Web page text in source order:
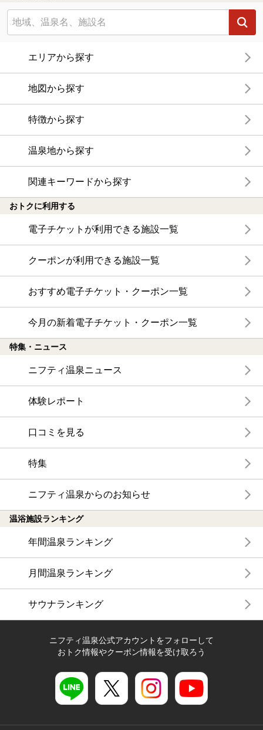
エリアから探す
地図から探す
特徴から探す
温泉地から探す
関連キーワードから探す
おトクに利用する
電子チケットが利用できる施設一覧
クーポンが利用できる施設一覧
おすすめ電子チケット・クーポン一覧
今月の新着電子チケット・クーポン一覧
特集・ニュース
ニフティ温泉ニュース
体験レポート
口コミを見る
特集
ニフティ温泉からのお知らせ
温浴施設ランキング
年間温泉ランキング
月間温泉ランキング
サウナランキング
ニフティ温泉公式アカウントをフォローして
おトク情報やクーポン情報を受け取ろう